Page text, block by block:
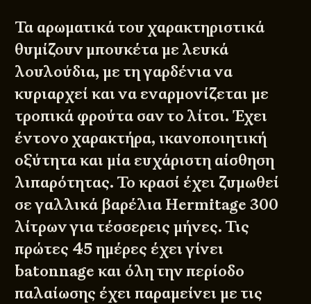
Τα αρωματικά του χαρακτηριστικά
θυμίζουν μπουκέτα με λευκά
λουλούδια, με τη γαρδένια να
κυριαρχεί και να εναρμονίζεται με
τροπικά φρούτα σαν το λίτσι. Έχει
έντονο χαρακτήρα, ικανοποιητική
οξύτητα και μία ευχάριστη αίσθηση
λιπαρότητας. Το κρασί έχει ζυμωθεί
σε γαλλικά βαρέλια Ηermitage 300
λίτρων για τέσσερεις μήνες. Τις
πρώτες 45 ημέρες έχει γίνει
batonnage και όλη την περίοδο
παλαίωσης έχει παραμείνει με τις